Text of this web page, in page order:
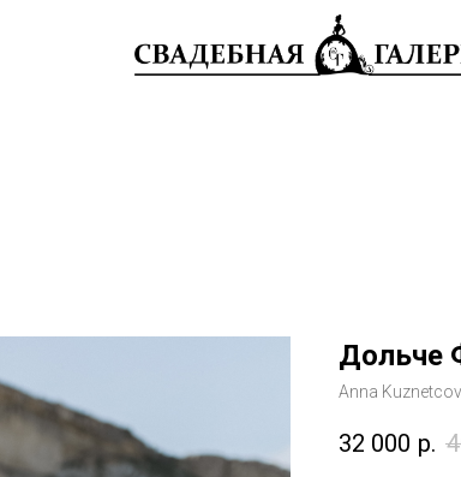
Дольче
Anna
32 000 р.